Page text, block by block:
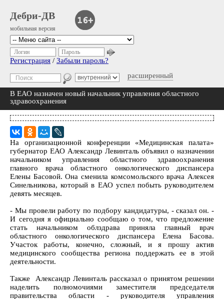
Дебри-ДВ
мобильная версия
расширенный
Логин Пароль
Регистрация / Забыли пароль?
В ЕАО назначен новый начальник управления областного
здравоохранения
На организационной конференции «Медицинская палата»
губернатор ЕАО Александр Левинталь объявил о назначении
начальником управления областного здравоохранения
главного врача областного онкологического диспансера
Елены Басовой. Она сменила комсомольского врача Алексея
Синельникова, который в ЕАО успел побыть руководителем
девять месяцев.
- Мы провели работу по подбору кандидатуры, - сказал он. -
И сегодня я официально сообщаю о том, что предложение
стать начальником облздрава приняла главный врач
областного онкологического диспансера Елена Басова.
Участок работы, конечно, сложный, и я прошу актив
медицинского сообщества региона поддержать ее в этой
деятельности.
Также Александр Левинталь рассказал о принятом решении
наделить полномочиями заместителя председателя
правительства области - руководителя управления